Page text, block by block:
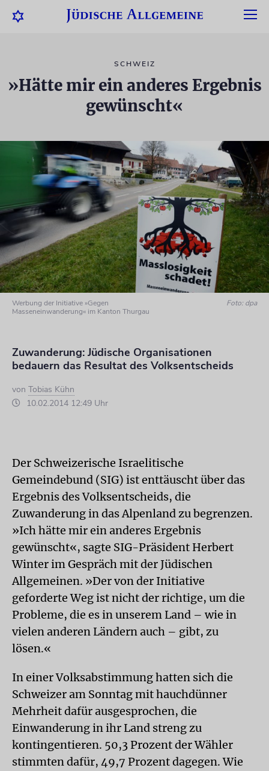
SCHWEIZ
»Hätte mir ein anderes Ergebnis
gewünscht«
Werbung der Initiative »Gegen
Masseneinwanderung« im Kanton Thurgau
Foto: dpa
Zuwanderung: Jüdische Organisationen
bedauern das Resultat des Volksentscheids
von Tobias Kühn
10.02.2014 12:49 Uhr
Der Schweizerische Israelitische
Gemeindebund (SIG) ist enttäuscht über das
Ergebnis des Volksentscheids, die
Zuwanderung in das Alpenland zu begrenzen.
»Ich hätte mir ein anderes Ergebnis
gewünscht«, sagte SIG-Präsident Herbert
Winter im Gespräch mit der Jüdischen
Allgemeinen. »Der von der Initiative
geforderte Weg ist nicht der richtige, um die
Probleme, die es in unserem Land – wie in
vielen anderen Ländern auch – gibt, zu
lösen.«
In einer Volksabstimmung hatten sich die
Schweizer am Sonntag mit hauchdünner
Mehrheit dafür ausgesprochen, die
Einwanderung in ihr Land streng zu
kontingentieren. 50,3 Prozent der Wähler
stimmten dafür, 49,7 Prozent dagegen. Wie